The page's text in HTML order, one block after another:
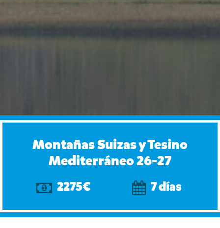
Montañas Suizas y Tesino
Mediterráneo 26-27
2275€ 7 días